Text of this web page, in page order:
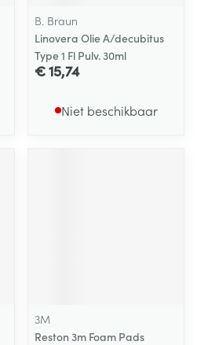
B. Braun
Linovera Olie A/decubitus
Type 1 Fl Pulv. 30ml
€ 15,74
Niet beschikbaar
3M
Reston 3m Foam Pads